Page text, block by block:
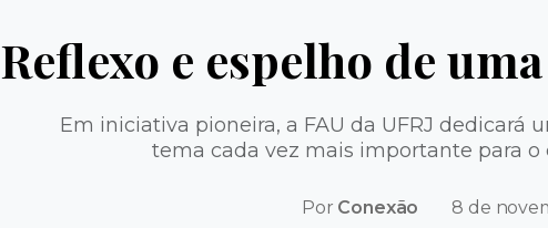
Reflexo e espelho de
Em iniciativa pioneira, a FAU da UFRJ dedicará
tema cada vez mais importante para o
Por Conexão 8 de